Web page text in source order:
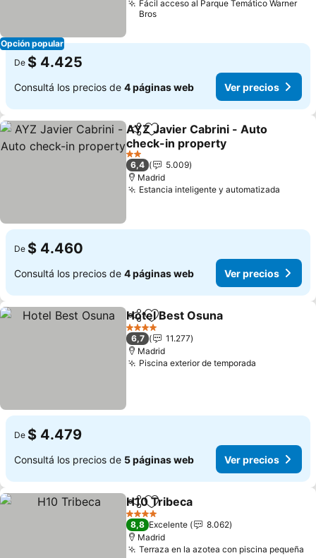
Opción popular
Fácil acceso al Parque Temático Warner
Bros
De $ 4.425
Consultá los precios de 4 páginas web Ver precios
CompartirAñadir a favoritos
AYZ Javier Cabrini - Auto
check-in property
Ver precios
2 Estrellas
6,4
5.009
Madrid
Estancia inteligente y automatizada
De $ 4.460
Consultá los precios de 4 páginas web Ver precios
CompartirAñadir a favoritos
Hotel Best Osuna
4 Estrellas
6,7
11.277
Madrid
Piscina exterior de temporada
De $ 4.479
Consultá los precios de 5 páginas web Ver precios
CompartirAñadir a favoritos
H10 Tribeca
4 Estrellas
8,8 Excelente
8.062
Madrid
Terraza en la azotea con piscina pequeña